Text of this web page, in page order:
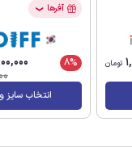
تومان
آفرها ❯
8%
انتخاب سایز